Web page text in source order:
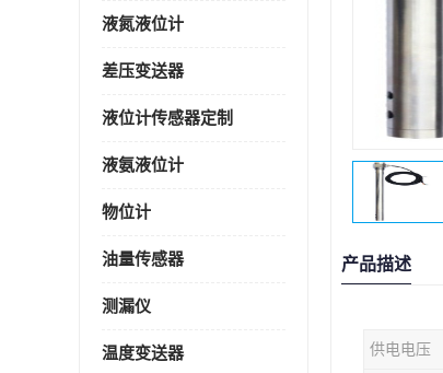
液氮液位计
差压变送器
液位计传感器定制
液氨液位计
物位计
油量传感器
测漏仪
温度变送器
产品描述
供电电压